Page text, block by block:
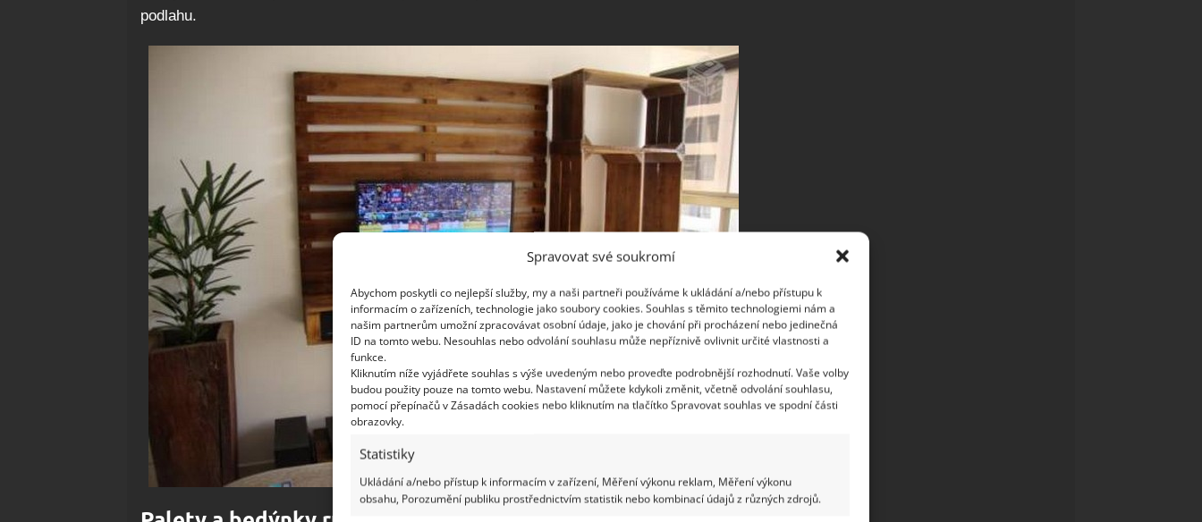
Spravovat své soukromí
Abychom poskytli co nejlepší služby, my a naši partneři používáme k ukládání a/nebo přístupu k
informacím o zařízeních, technologie jako soubory cookies. Souhlas s těmito technologiemi nám a
našim partnerům umožní zpracovávat osobní údaje, jako je chování při procházení nebo jedinečná
ID na tomto webu. Nesouhlas nebo odvolání souhlasu může nepříznivě ovlivnit určité vlastnosti a
funkce.
Kliknutím níže vyjádřete souhlas s výše uvedeným nebo proveďte podrobnější rozhodnutí. Vaše volby
budou použity pouze na tomto webu. Nastavení můžete kdykoli změnit, včetně odvolání souhlasu,
pomocí přepínačů v Zásadách cookies nebo kliknutím na tlačítko Spravovat souhlas ve spodní části
obrazovky.
Statistiky
Ukládání a/nebo přístup k informacím v zařízení, Měření výkonu reklam, Měření výkonu
obsahu, Porozumění publiku prostřednictvím statistik nebo kombinací údajů z různých zdrojů.
podlahu.